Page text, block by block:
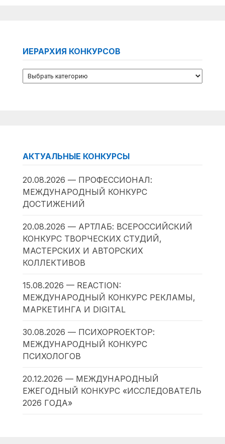
ИЕРАРХИЯ КОНКУРСОВ
АКТУАЛЬНЫЕ КОНКУРСЫ
20.08.2026 — ПРОФЕССИОНАЛ:
МЕЖДУНАРОДНЫЙ КОНКУРС
ДОСТИЖЕНИЙ
20.08.2026 — АРТЛАБ: ВСЕРОССИЙСКИЙ
КОНКУРС ТВОРЧЕСКИХ СТУДИЙ,
МАСТЕРСКИХ И АВТОРСКИХ
КОЛЛЕКТИВОВ
15.08.2026 — REACTION:
МЕЖДУНАРОДНЫЙ КОНКУРС РЕКЛАМЫ,
МАРКЕТИНГА И DIGITAL
30.08.2026 — ПСИХОPROЕКТОР:
МЕЖДУНАРОДНЫЙ КОНКУРС
ПСИХОЛОГОВ
20.12.2026 — МЕЖДУНАРОДНЫЙ
ЕЖЕГОДНЫЙ КОНКУРС «ИССЛЕДОВАТЕЛЬ
2026 ГОДА»